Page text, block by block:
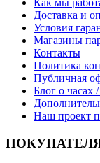
Доставка и
Условия
Магазины
Контакты
Политика
Публичная
Блог о часах
Наш проект